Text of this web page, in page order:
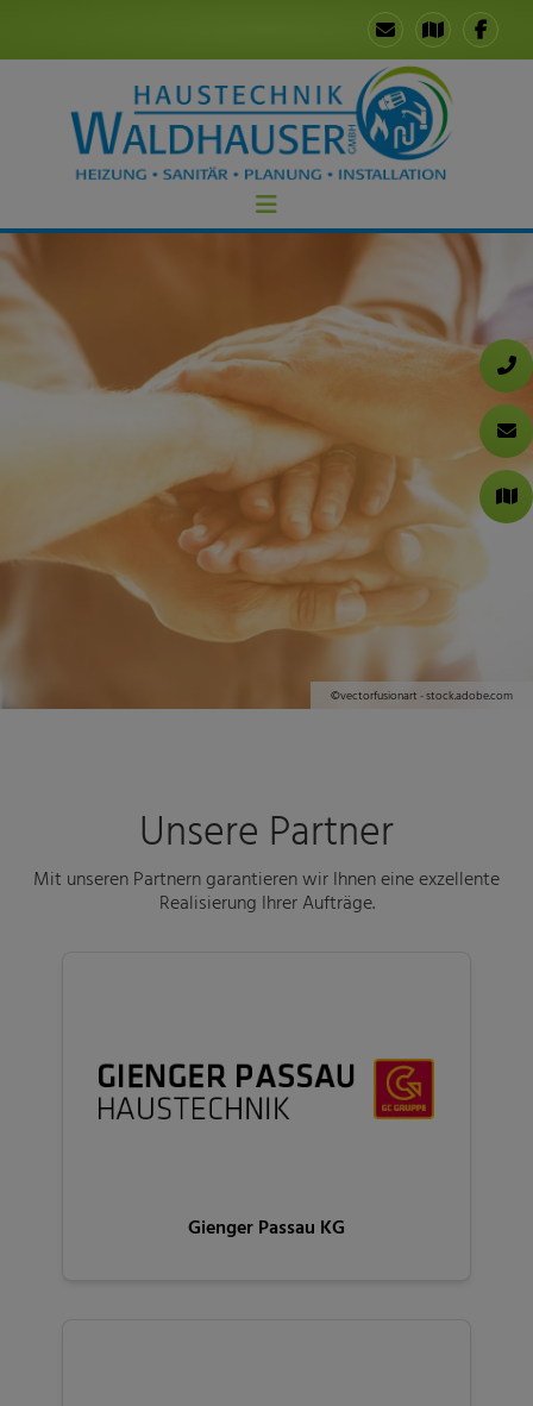
©vectorfusionart - stock.adobe.com
Unsere Partner
Mit unseren Partnern garantieren wir Ihnen eine exzellente
Realisierung Ihrer Aufträge.
Gienger Passau KG
schließen